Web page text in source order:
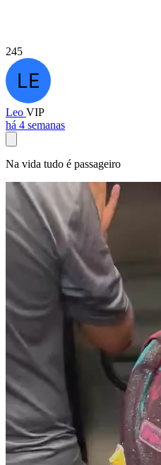
245
Leo VIP
há 4 semanas
Na vida tudo é passageiro